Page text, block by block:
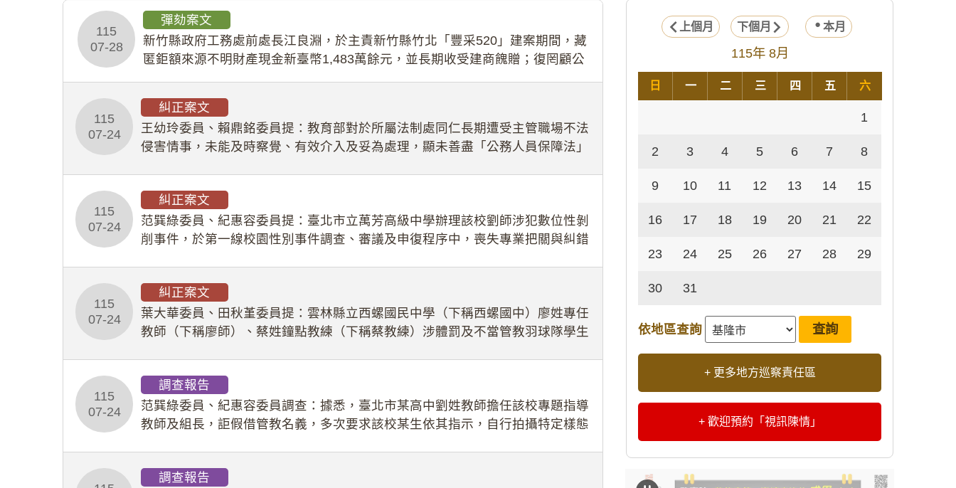
115
07-28
彈劾案文
新竹縣政府工務處前處長江良淵，於主責新竹縣竹北「豐采520」建案期間，藏
匿鉅額來源不明財產現金新臺幣1,483萬餘元，並長期收受建商餽贈；復罔顧公
115
07-24
糾正案文
王幼玲委員、賴鼎銘委員提：教育部對於所屬法制處同仁長期遭受主管職場不法
侵害情事，未能及時察覺、有效介入及妥為處理，顯未善盡「公務人員保障法」
115
07-24
糾正案文
范巽綠委員、紀惠容委員提：臺北市立萬芳高級中學辦理該校劉師涉犯數位性剝
削事件，於第一線校園性別事件調查、審議及申復程序中，喪失專業把關與糾錯
115
07-24
糾正案文
葉大華委員、田秋堇委員提：雲林縣立西螺國民中學（下稱西螺國中）廖姓專任
教師（下稱廖師）、蔡姓鐘點教練（下稱蔡教練）涉體罰及不當管教羽球隊學生
115
07-24
調查報告
范巽綠委員、紀惠容委員調查：據悉，臺北市某高中劉姓教師擔任該校專題指導
教師及組長，詎假借管教名義，多次要求該校某生依其指示，自行拍攝特定樣態
調查報告
上個月 下個月 本月
115年 8月
日 一 二 三 四 五 六
1
2 3 4 5 6 7 8
9 10 11 12 13 14 15
16 17 18 19 20 21 22
23 24 25 26 27 28 29
30 31
依地區查詢
+ 更多地方巡察責任區
+ 歡迎預約「視訊陳情」